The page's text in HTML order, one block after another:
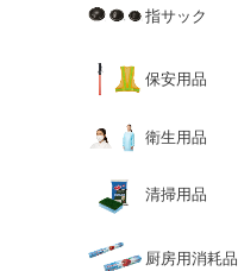
指サック
保安用品
衛生用品
清掃用品
厨房用消耗品